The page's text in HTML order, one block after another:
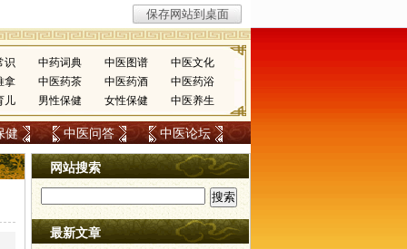
识 中药词典 中医图谱
中医文化
拿
中医药茶 中医药酒
中医药浴
儿
男性保健 女性保健 中医养生
健 中医问答 中医论坛
网站搜索
最新文章